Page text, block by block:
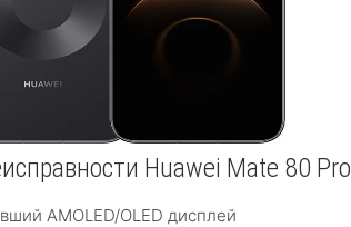
Huawei Mate 80 Pro
AMOLED/OLED дисплей